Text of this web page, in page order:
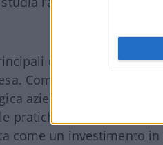
derivano dalla
Come spiegato da
aziendale, “è una
pratiche contabili non
come un investimento